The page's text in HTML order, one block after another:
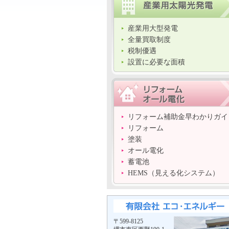
産業用大型発電
全量買取制度
税制優遇
設置に必要な面積
リフォーム補助金早わかりガ
リフォーム
塗装
オール電化
蓄電池
HEMS（見える化システム）
〒599-8125